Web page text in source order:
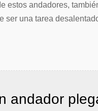
estos andadores,
una tarea
andador